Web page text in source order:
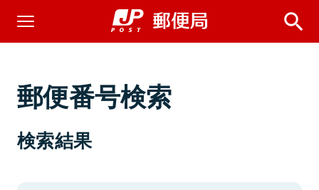
郵便番号検索
検索結果